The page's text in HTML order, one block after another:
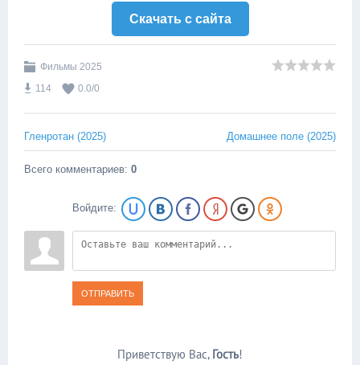
Скачать c сайта
Фильмы 2025
114
0.0/0
Гленротан (2025) Домашнее поле (2025)
Всего комментариев: 0
Войдите:
ОТПРАВИТЬ
Приветствую Вас, Гость!